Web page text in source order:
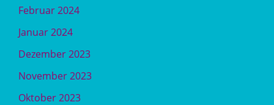
Februar 2024
Januar 2024
Dezember 2023
November 2023
Oktober 2023